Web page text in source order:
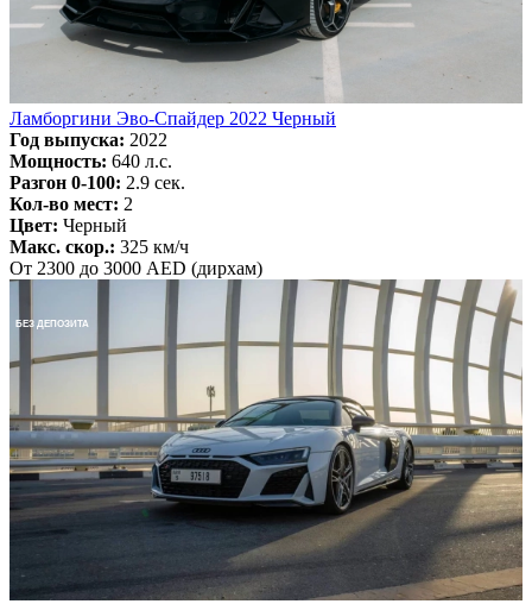
Ламборгини Эво-Спайдер 2022 Черный
Год выпуска: 2022
Мощность: 640 л.с.
Разгон 0-100: 2.9 сек.
Кол-во мест: 2
Цвет: Черный
Макс. скор.: 325 км/ч
От 2300 до 3000 AED (дирхам)
БЕЗ ДЕПОЗИТА